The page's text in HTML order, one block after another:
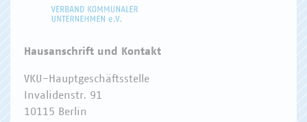
Hausanschrift und Kontakt
VKU-Hauptgeschäftsstelle
Invalidenstr. 91
10115 Berlin